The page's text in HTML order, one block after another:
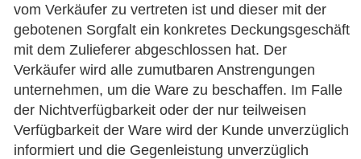
vom Verkäufer zu vertreten ist und dieser mit der
gebotenen Sorgfalt ein konkretes Deckungsgeschäft
mit dem Zulieferer abgeschlossen hat. Der
Verkäufer wird alle zumutbaren Anstrengungen
unternehmen, um die Ware zu beschaffen. Im Falle
der Nichtverfügbarkeit oder der nur teilweisen
Verfügbarkeit der Ware wird der Kunde unverzüglich
informiert und die Gegenleistung unverzüglich